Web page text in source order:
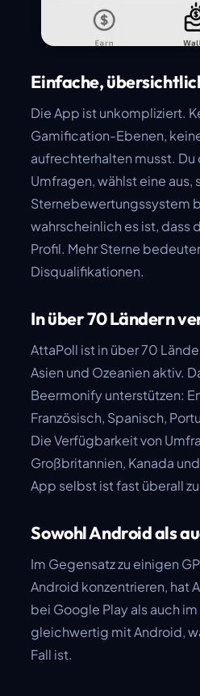
Einfache,
Die App ist unkompliziert.
Gamification-Ebenen,
aufrechterhalten musst.
Umfragen, wählst eine
Sternebewertungssystem
wahrscheinlich es ist, dass
Profil. Mehr Sterne
Disqualifikationen.
In über 70 Ländern
AttaPoll ist in über 70
Asien und Ozeanien aktiv.
Beermonify unterstützen:
Französisch, Spanisch,
Die Verfügbarkeit von
Großbritannien, Kanada
App selbst ist fast überall
Sowohl Android als
Im Gegensatz zu einigen
Android konzentrieren, hat
bei Google Play als auch
gleichwertig mit Android,
Fall ist.